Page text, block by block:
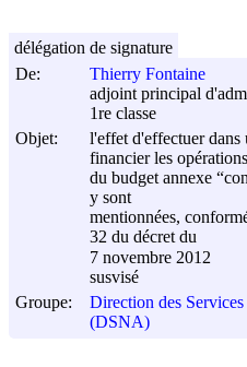
De:
Thierry Fontaine
adjoint principal
1re classe
Objet:
l'effet d'effectuer dans
financier les
du budget annexe
y sont
mentionnées,
32 du décret du
7 novembre 2012
susvisé
Groupe:
Direction des
(DSNA)
délégation de signature